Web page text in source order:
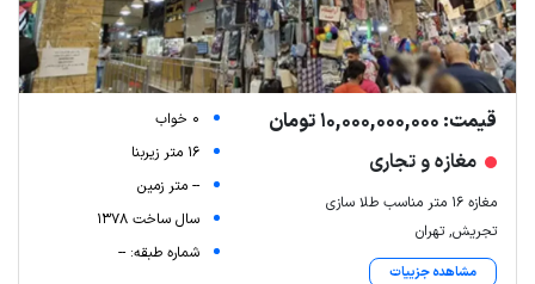
قیمت: 10,000,000,000 تومان
مغازه و تجاری
مغازه ۱۶ متر مناسب طلا سازی
تجریش, تهران
مشاهده جزییات
0 خواب
16 متر زیربنا
-- متر زمین
سال ساخت 1378
شماره طبقه: --